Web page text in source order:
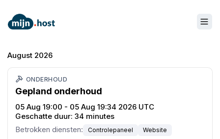
August 2026
ONDERHOUD
Gepland onderhoud
05 Aug 19:00 - 05 Aug 19:34 2026 UTC
Geschatte duur: 34 minutes
Betrokken diensten: Controlepaneel Website